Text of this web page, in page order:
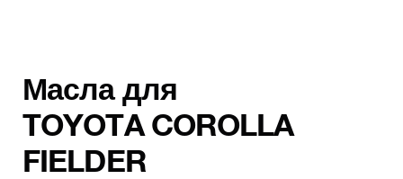
Масла для
TOYOTA COROLLA
FIELDER